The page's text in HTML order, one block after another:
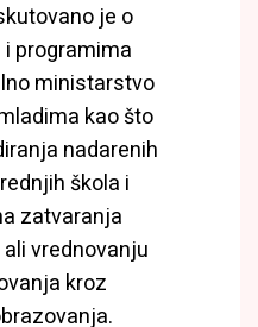
je o
programima
ministarstvo
kao što
nadarenih
škola i
zatvaranja
vrednovanju
kroz